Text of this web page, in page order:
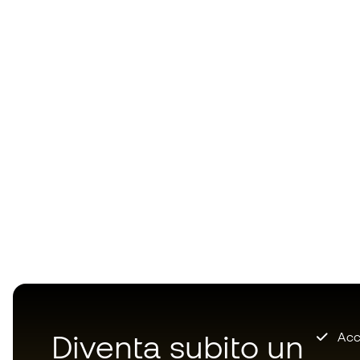
Diventa subito un